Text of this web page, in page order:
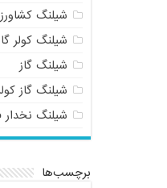
شیلنگ
شیلنگ کولر
شیلنگ گاز
شیلنگ گاز
شیلنگ نخدار
برچسب‌ها